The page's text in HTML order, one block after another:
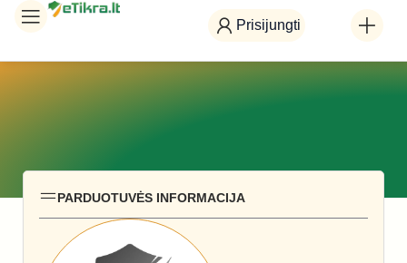
Prisijungti
PARDUOTUVĖS INFORMACIJA